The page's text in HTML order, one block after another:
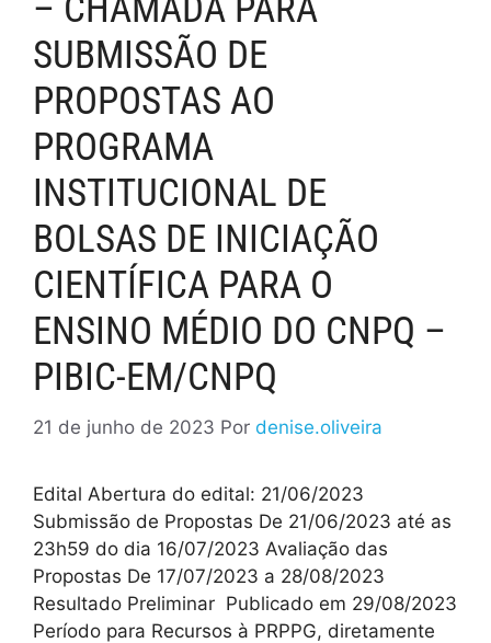
– CHAMADA PARA
SUBMISSÃO DE
PROPOSTAS AO
PROGRAMA
INSTITUCIONAL DE
BOLSAS DE INICIAÇÃO
CIENTÍFICA PARA O
ENSINO MÉDIO DO CNPQ –
PIBIC-EM/CNPQ
21 de junho de 2023 Por denise.oliveira
Edital Abertura do edital: 21/06/2023
Submissão de Propostas De 21/06/2023 até as
23h59 do dia 16/07/2023 Avaliação das
Propostas De 17/07/2023 a 28/08/2023
Resultado Preliminar Publicado em 29/08/2023
Período para Recursos à PRPPG, diretamente